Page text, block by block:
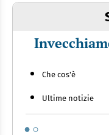
Che cos'è
Ultime notizie